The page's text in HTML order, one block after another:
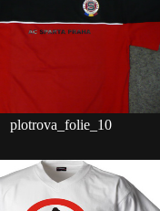
plotrova_folie_10